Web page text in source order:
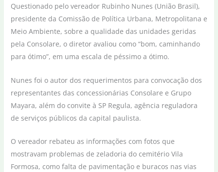
Questionado pelo vereador Rubinho Nunes (União Brasil),
presidente da Comissão de Política Urbana, Metropolitana e
Meio Ambiente, sobre a qualidade das unidades geridas
pela Consolare, o diretor avaliou como “bom, caminhando
para ótimo”, em uma escala de péssimo a ótimo.
Nunes foi o autor dos requerimentos para convocação dos
representantes das concessionárias Consolare e Grupo
Mayara, além do convite à SP Regula, agência reguladora
de serviços públicos da capital paulista.
O vereador rebateu as informações com fotos que
mostravam problemas de zeladoria do cemitério Vila
Formosa, como falta de pavimentação e buracos nas vias